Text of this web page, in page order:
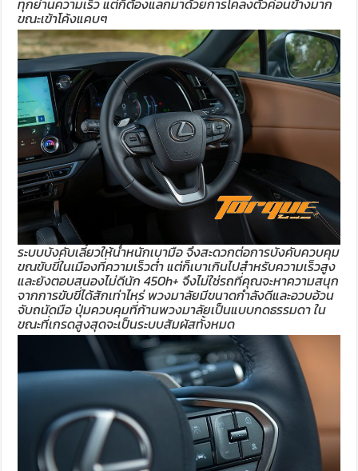
ทุกย่านความเร็ว แต่ก็ต้องแลกมาด้วยการโคลงตัวค่อนข้างมาก
ขณะเข้าโค้งแคบๆ
ระบบบังคับเลี้ยวให้น้ำหนักเบามือ จึงสะดวกต่อการบังคับควบคุม
ขณขับขี่ในเมืองที่ความเร็วต่ำ แต่ก็เบาเกินไปสำหรับความเร็วสูง
และยังตอบสนองไม่ดีนัก 450h+ จึงไม่ใช่รถที่คุณจะหาความสนุก
จากการขับขี่ได้สักเท่าไหร่ พวงมาลัยมีขนาดกำลังดีและอวบอ้วน
จับถนัดมือ ปุ่มควบคุมที่ก้านพวงมาลัยเป็นแบบกดธรรมดา ใน
ขณะที่เกรดสูงสุดจะเป็นระบบสัมผัสทั้งหมด